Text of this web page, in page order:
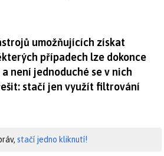
umožňujících získat
případech lze dokonce
není jednoduché se v nich
stačí jen využít filtrování
stačí jedno kliknutí!